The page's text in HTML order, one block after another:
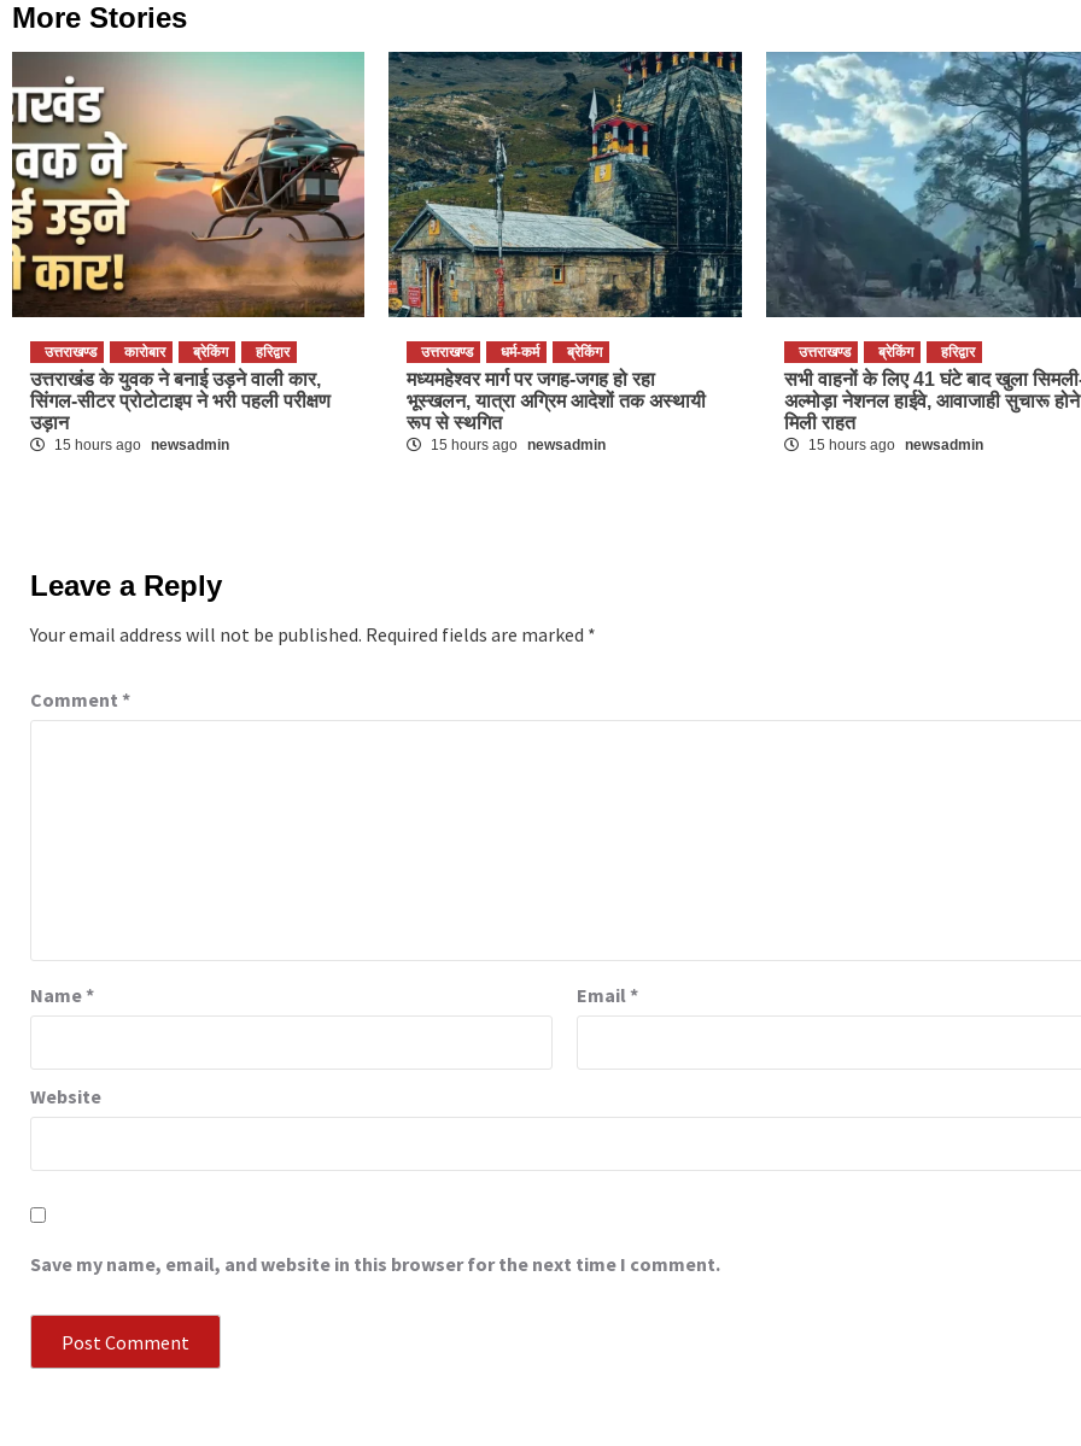
More Stories
उत्तराखण्ड कारोबार ब्रेकिंग हरिद्वार
उत्तराखंड के युवक ने बनाई उड़ने वाली कार,
सिंगल-सीटर प्रोटोटाइप ने भरी पहली परीक्षण
उड़ान
15 hours ago newsadmin
उत्तराखण्ड धर्म-कर्म ब्रेकिंग
मध्यमहेश्वर मार्ग पर जगह-जगह हो रहा
भूस्खलन, यात्रा अग्रिम आदेशों तक अस्थायी
रूप से स्थगित
15 hours ago newsadmin
उत्तराखण्ड ब्रेकिंग हरिद्वार
सभी वाहनों के लिए 41 घंटे बाद खुला
अल्मोड़ा नेशनल हाईवे, आवाजाही सुचारू
मिली राहत
15 hours ago newsadmin
Leave a Reply
Your email address will not be published. Required fields are marked *
Comment *
Name* Email*
Website
Save my name, email, and website in this browser for the next time I comment.